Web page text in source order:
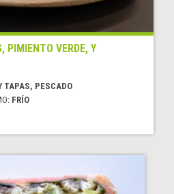
PIMIENTO VERDE, Y
TAPAS, PESCADO
FRÍO